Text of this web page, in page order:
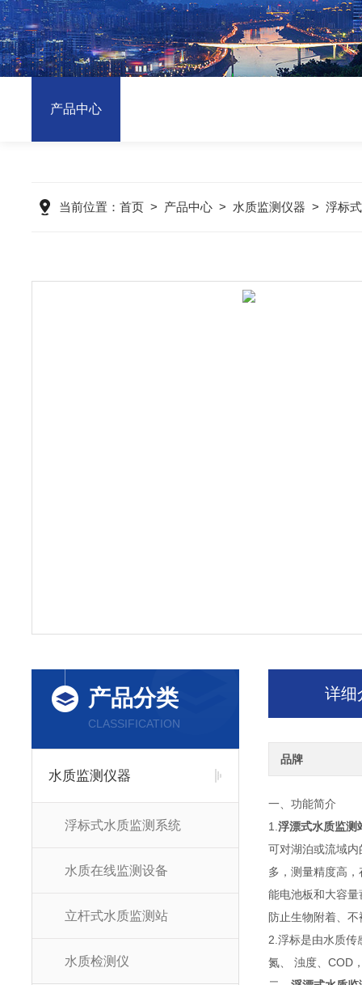
产品中心
当前位置： 首页 > 产品中心 > 水质监测仪器 > 浮标
产品分类
CLASSIFICATION
水质监测仪器
浮标式水质监测系统
水质在线监测设备
立杆式水质监测站
水质检测仪
详细
品牌
一、功能简介
1.浮漂式水质监测
可对湖泊或流域
多，测量精度高
能电池板和大容
防止生物附着、
2.浮标是由水质传
氮、 浊度、COD